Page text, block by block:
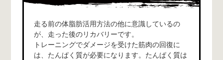
走る前の体脂肪活用方法の他に意識しているの
が、走った後のリカバリーです。
トレーニングでダメージを受けた筋肉の回復に
は、たんぱく質が必要になります。たんぱく質は